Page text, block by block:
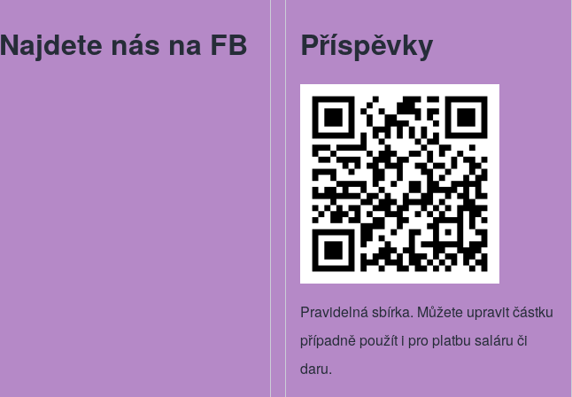
Najdete nás na FB Příspěvky
Pravidelná sbírka. Můžete upravit částku
případně použít i pro platbu saláru či
daru.